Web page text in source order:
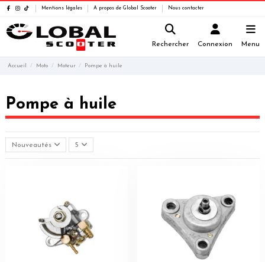
Mentions légales A propos de Global Scooter Nous contacter
Rechercher Connexion Menu
Accueil Moto Moteur Pompe à huile
Pompe à huile
Nouveautés 5